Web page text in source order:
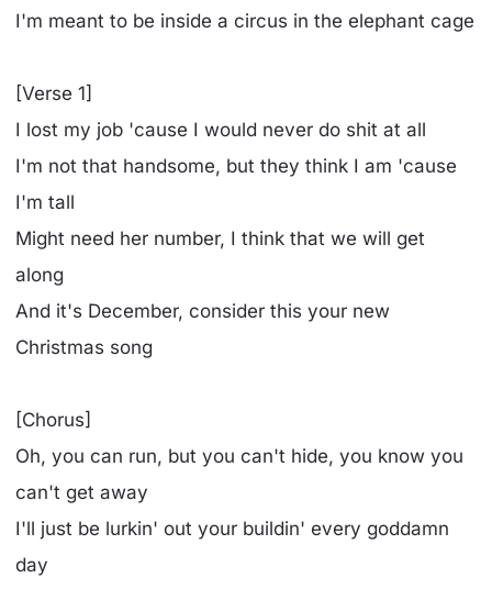
I'm meant to be inside a circus in the elephant cage
[Verse 1]
I lost my job 'cause I would never do shit at all
I'm not that handsome, but they think I am 'cause
I'm tall
Might need her number, I think that we will get
along
And it's December, consider this your new
Christmas song
[Chorus]
Oh, you can run, but you can't hide, you know you
can't get away
I'll just be lurkin' out your buildin' every goddamn
day